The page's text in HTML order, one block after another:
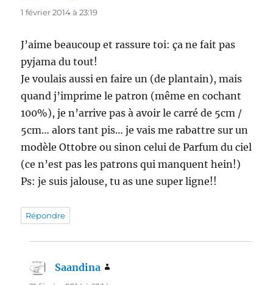
1 février 2014 à 23:19
J’aime beaucoup et rassure toi: ça ne fait pas
pyjama du tout!
Je voulais aussi en faire un (de plantain), mais
quand j’imprime le patron (même en cochant
100%), je n’arrive pas à avoir le carré de 5cm /
5cm… alors tant pis… je vais me rabattre sur un
modèle Ottobre ou sinon celui de Parfum du ciel
(ce n’est pas les patrons qui manquent hein!)
Ps: je suis jalouse, tu as une super ligne!!
Répondre
Saandina